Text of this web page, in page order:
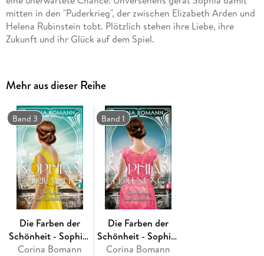
mitten in den "Puderkrieg", der zwischen Elizabeth Arden und
Helena Rubinstein tobt. Plötzlich stehen ihre Liebe, ihre
Zukunft und ihr Glück auf dem Spiel.
Mehr aus dieser Reihe
Band 3
Die Farben der
Schönheit - Sophias
Triumph
Corina Bomann
Band 1
Die Farben der
Schönheit - Sophias
Hoffnung
Corina Bomann